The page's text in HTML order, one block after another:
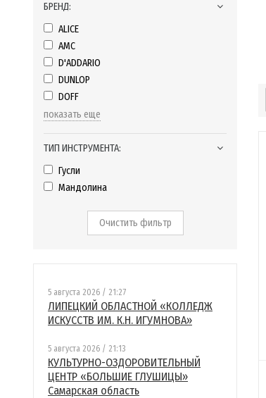
БРЕНД:
ALICE
AMC
D'ADDARIO
DUNLOP
DOFF
показать еще
ТИП ИНСТРУМЕНТА:
Гусли
Мандолина
Очистить фильтр
5 августа 2026 / 21:27
ЛИПЕЦКИЙ ОБЛАСТНОЙ «КОЛЛЕДЖ
ИСКУССТВ ИМ. К.Н. ИГУМНОВА»
5 августа 2026 / 21:13
КУЛЬТУРНО-ОЗДОРОВИТЕЛЬНЫЙ
ЦЕНТР «БОЛЬШИЕ ГЛУШИЦЫ»
Самарская область